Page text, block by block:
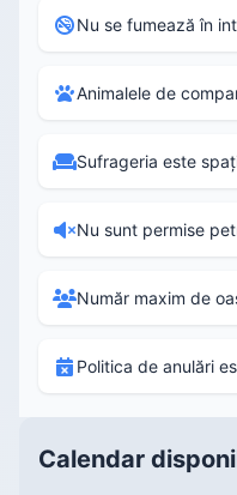
Nu se fumează în
Animalele de
Sufrageria este
Nu sunt permise
Număr maxim de
Politica de anulări
Calendar